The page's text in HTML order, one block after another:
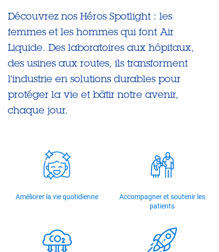
Découvrez nos Héros Spotlight : les
femmes et les hommes qui font Air
Liquide. Des laboratoires aux hôpitaux,
des usines aux routes, ils transforment
l'industrie en solutions durables pour
protéger la vie et bâtir notre avenir,
chaque jour.
Améliorer la vie quotidienne
Accompagner et soutenir les
patients